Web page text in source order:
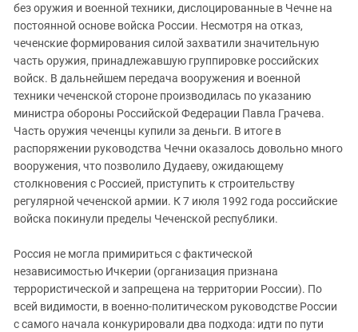
без оружия и военной техники, дислоцированные в Чечне на
постоянной основе войска России. Несмотря на отказ,
чеченские формирования силой захватили значительную
часть оружия, принадлежавшую группировке российских
войск. В дальнейшем передача вооружения и военной
техники чеченской стороне производилась по указанию
министра обороны Российской Федерации Павла Грачева.
Часть оружия чеченцы купили за деньги. В итоге в
распоряжении руководства Чечни оказалось довольно много
вооружения, что позволило Дудаеву, ожидающему
столкновения с Россией, приступить к строительству
регулярной чеченской армии. К 7 июля 1992 года российские
войска покинули пределы Чеченской республики.
Россия не могла примириться с фактической
независимостью Ичкерии (организация признана
террористической и запрещена на территории России). По
всей видимости, в военно-политическом руководстве России
с самого начала конкурировали два подхода: идти по пути